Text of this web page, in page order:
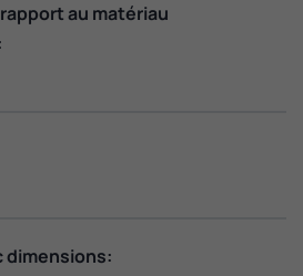
au matériau
dimensions: